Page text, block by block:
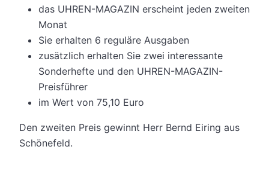
das UHREN-MAGAZIN erscheint jeden zweiten
Monat
Sie erhalten 6 reguläre Ausgaben
zusätzlich erhalten Sie zwei interessante
Sonderhefte und den UHREN-MAGAZIN-
Preisführer
im Wert von 75,10 Euro
Den zweiten Preis gewinnt Herr Bernd Eiring aus
Schönefeld.